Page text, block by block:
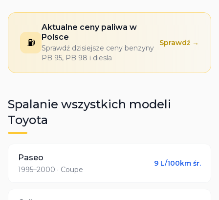
⛽
Aktualne ceny paliwa w
Polsce
Sprawdź dzisiejsze ceny benzyny
PB 95, PB 98 i diesla
Sprawdź →
Spalanie wszystkich modeli
Toyota
Paseo
1995–2000 · Coupe
9 L/100km śr.